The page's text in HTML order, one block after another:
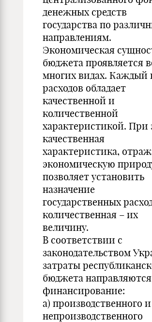
денежных средств
государства по
направлениям.
Экономическая
бюджета проявляется
многих видах. Каждый
расходов обладает
качественной и
количественной
характеристикой. При
качественная
характеристика,
экономическую
позволяет установить
назначение
государственных
количественная – их
величину.
В соответствии с
законодательством
затраты
бюджета
финансирование:
а) производственного и
непроизводственного